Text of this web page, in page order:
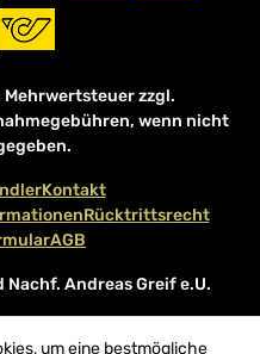
zzgl.
wenn nicht
Andreas Greif e.U.
Kontakt
Rücktrittsrecht
AGB
um eine bestmögliche